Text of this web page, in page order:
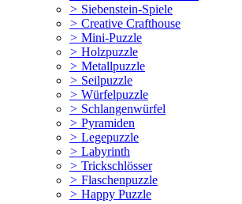
> Siebenstein-Spiele
> Creative Crafthouse
> Mini-Puzzle
> Holzpuzzle
> Metallpuzzle
> Seilpuzzle
> Würfelpuzzle
> Schlangenwürfel
> Pyramiden
> Legepuzzle
> Labyrinth
> Trickschlösser
> Flaschenpuzzle
> Happy Puzzle